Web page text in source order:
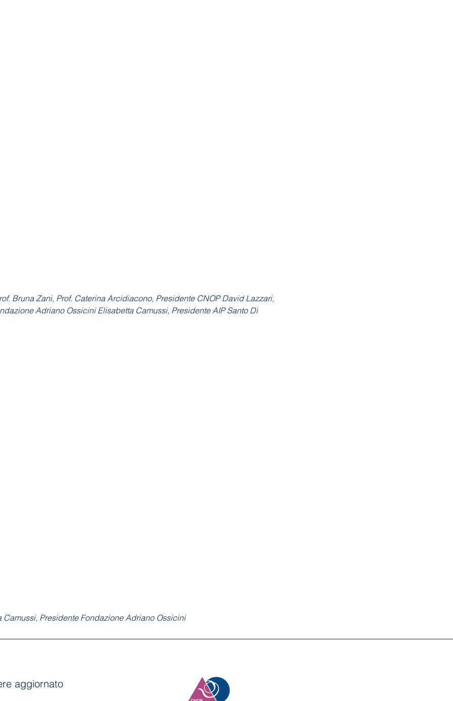
Bruna Zani, Prof. Caterina Arcidiacono, Presidente CNOP David Lazzari,
Adriano Ossicini Elisabetta Camussi, Presidente AIP Santo Di
Camussi, Presidente Fondazione Adriano Ossicini
aggiornato